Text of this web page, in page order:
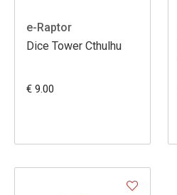
e-Raptor
Dice Tower Cthulhu
€ 9.00